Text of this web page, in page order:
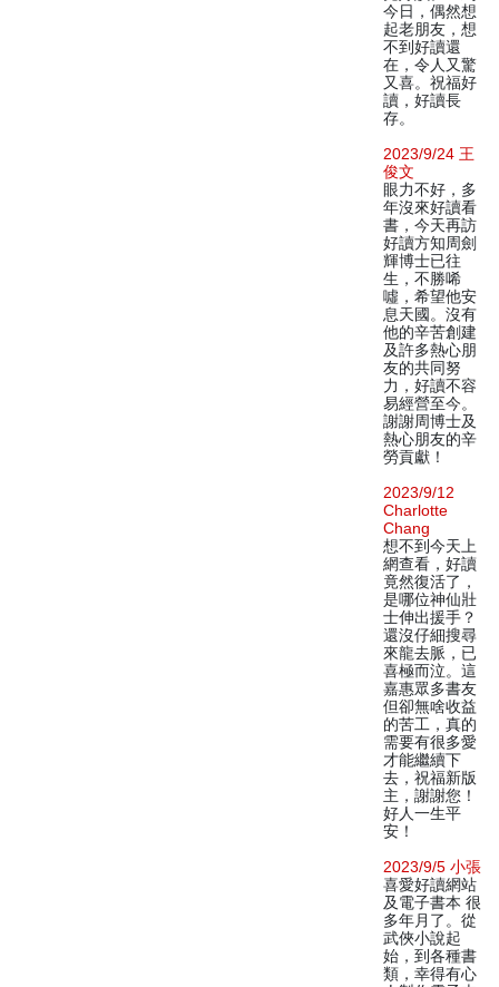
今日，偶然想
起老朋友，想
不到好讀還
在，令人又驚
又喜。祝福好
讀，好讀長
存。
2023/9/24 王
俊文
眼力不好，多
年沒來好讀看
書，今天再訪
好讀方知周劍
輝博士已往
生，不勝唏
噓，希望他安
息天國。沒有
他的辛苦創建
及許多熱心朋
友的共同努
力，好讀不容
易經營至今。
謝謝周博士及
熱心朋友的辛
勞貢獻！
2023/9/12
Charlotte
Chang
想不到今天上
網查看，好讀
竟然復活了，
是哪位神仙壯
士伸出援手？
還沒仔細搜尋
來龍去脈，已
喜極而泣。這
嘉惠眾多書友
但卻無啥收益
的苦工，真的
需要有很多愛
才能繼續下
去，祝福新版
主，謝謝您！
好人一生平
安！
2023/9/5 小張
喜愛好讀網站
及電子書本 很
多年月了。從
武俠小說起
始，到各種書
類，幸得有心